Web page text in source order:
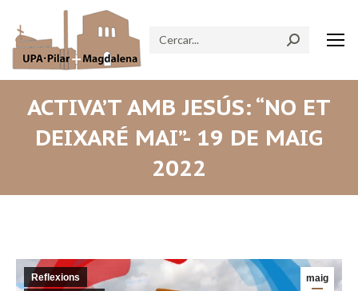
Search:
ACTIVA’T AMB JESÚS: “NO ET
DEIXARÉ MAI”- 19 DE MAIG
2022
maig
Reflexions